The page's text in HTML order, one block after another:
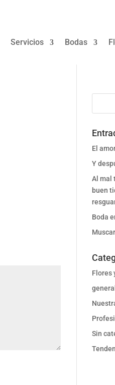
Servicios Bodas
El
Y
Al mal
buen
Boda
Flores
general
Sin